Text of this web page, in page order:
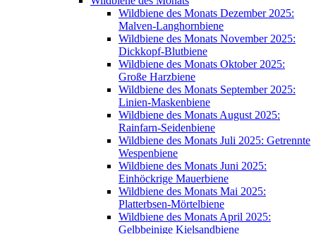
Wildbiene des Monats Dezember 2025:
Malven-Langhornbiene
Wildbiene des Monats November 2025:
Dickkopf-Blutbiene
Wildbiene des Monats Oktober 2025:
Große Harzbiene
Wildbiene des Monats September 2025:
Linien-Maskenbiene
Wildbiene des Monats August 2025:
Rainfarn-Seidenbiene
Wildbiene des Monats Juli 2025: Getrennte
Wespenbiene
Wildbiene des Monats Juni 2025:
Einhöckrige Mauerbiene
Wildbiene des Monats Mai 2025:
Platterbsen-Mörtelbiene
Wildbiene des Monats April 2025:
Gelbbeinige Kielsandbiene